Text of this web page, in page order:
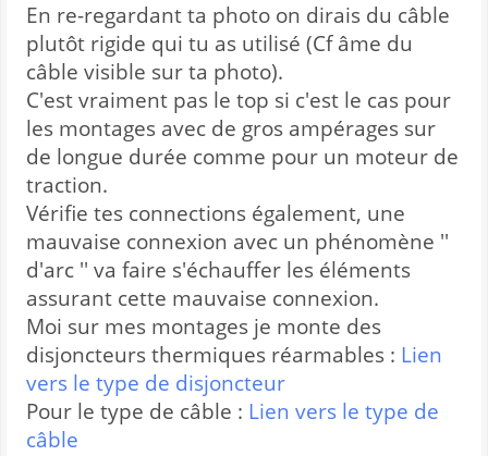
En re-regardant ta photo on dirais du câble
plutôt rigide qui tu as utilisé (Cf âme du
câble visible sur ta photo).
C'est vraiment pas le top si c'est le cas pour
les montages avec de gros ampérages sur
de longue durée comme pour un moteur de
traction.
Vérifie tes connections également, une
mauvaise connexion avec un phénomène ''
d'arc '' va faire s'échauffer les éléments
assurant cette mauvaise connexion.
Moi sur mes montages je monte des
disjoncteurs thermiques réarmables : Lien
vers le type de disjoncteur
Pour le type de câble : Lien vers le type de
câble